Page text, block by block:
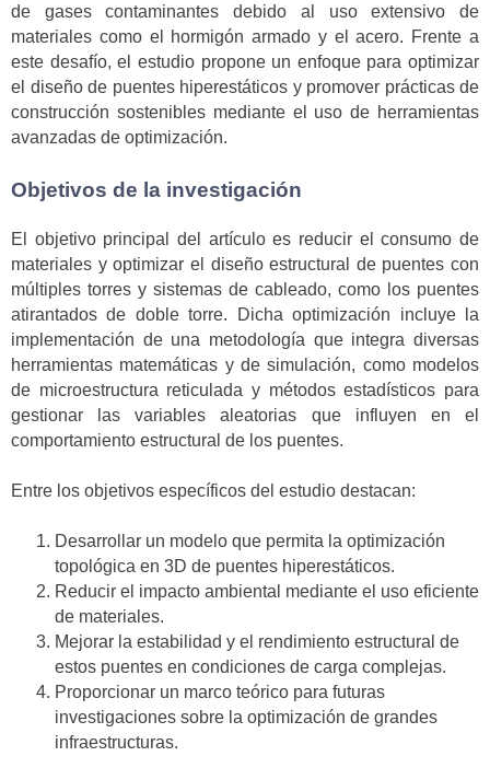
de gases contaminantes debido al uso extensivo de
materiales como el hormigón armado y el acero. Frente a
este desafío, el estudio propone un enfoque para optimizar
el diseño de puentes hiperestáticos y promover prácticas de
construcción sostenibles mediante el uso de herramientas
avanzadas de optimización.
Objetivos de la investigación
El objetivo principal del artículo es reducir el consumo de
materiales y optimizar el diseño estructural de puentes con
múltiples torres y sistemas de cableado, como los puentes
atirantados de doble torre. Dicha optimización incluye la
implementación de una metodología que integra diversas
herramientas matemáticas y de simulación, como modelos
de microestructura reticulada y métodos estadísticos para
gestionar las variables aleatorias que influyen en el
comportamiento estructural de los puentes.
Entre los objetivos específicos del estudio destacan:
Desarrollar un modelo que permita la optimización
topológica en 3D de puentes hiperestáticos.
Reducir el impacto ambiental mediante el uso eficiente
de materiales.
Mejorar la estabilidad y el rendimiento estructural de
estos puentes en condiciones de carga complejas.
Proporcionar un marco teórico para futuras
investigaciones sobre la optimización de grandes
infraestructuras.